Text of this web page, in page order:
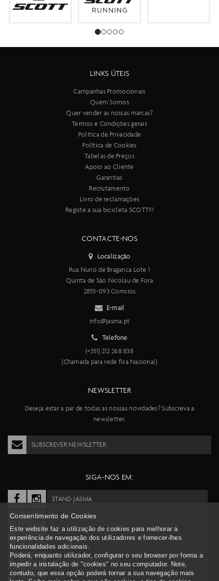
LINKS ÚTEIS
Campanhas Promocionais
Quem Somos
Quer vender as nossas marcas?
Termos e Condições gerais
Política de Privacidade
Política de Cookies
Tabelas de Preços
Apoio ao Cliente
Garantias
Recrutamento
Livro de reclamações
Registe a sua bicicleta SCOTT!!!
CONTACTE-NOS
Localização
Rua Nuno de Braganca Lote 1
Quinta de São Nicolau de Fora
2855-093 Corroios
E-mail
info@jasma.pt
Telefone
(+351) 212 268 838
(Chamada para rede fixa Nacional)
NEWSLETTER
Deseja estar a par de todas as nossas novidades? Subscreva a
newsletter.
SUBSCREVER NEWSLETTER
SIGA-NOS EM:
STAND JASMA
SCOTT PORTUGAL
SYNCROS PORTUGAL
BERGAMONT PORTUGAL
Consentimento de Cookies
Este website faz a utilização de cookies para melhorar a
experiência de navegação dos utilizadores e fornecer-lhes
funcionalidades adicionais.
Poderá, enquanto utilizador, configurar o seu browser por forma a
impedir a instalação de "cookies" no seu computador. Note,
contudo, que essa opção poderá tornar a sua navegação mais